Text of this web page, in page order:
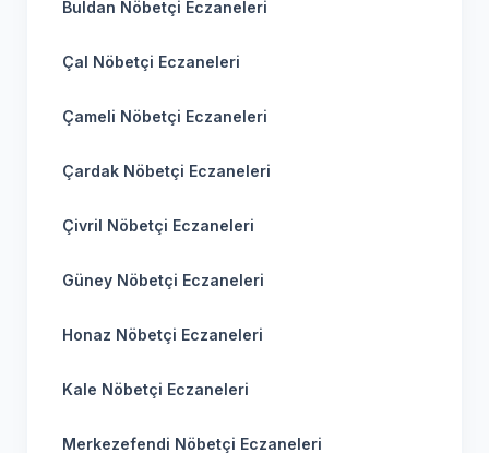
Buldan Nöbetçi Eczaneleri
Çal Nöbetçi Eczaneleri
Çameli Nöbetçi Eczaneleri
Çardak Nöbetçi Eczaneleri
Çivril Nöbetçi Eczaneleri
Güney Nöbetçi Eczaneleri
Honaz Nöbetçi Eczaneleri
Kale Nöbetçi Eczaneleri
Merkezefendi Nöbetçi Eczaneleri